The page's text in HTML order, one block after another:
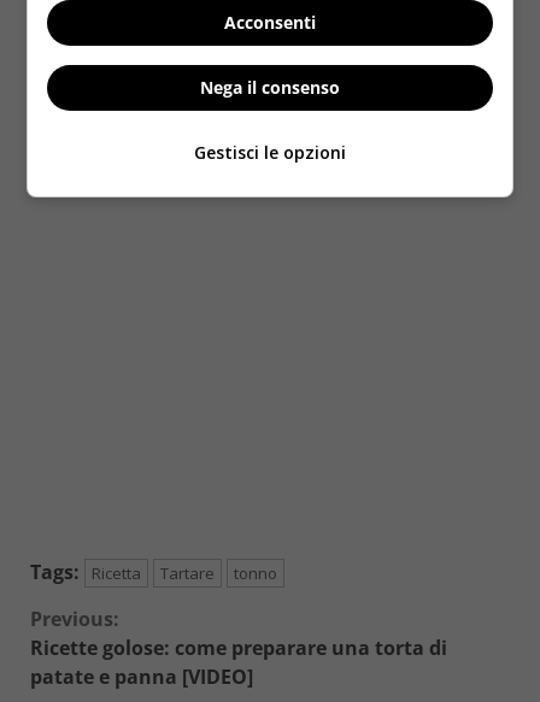
Foto by Facebook
Tags: Ricetta Tartare tonno
Continue
Reading
Previous:
Ricette golose: come preparare una torta di
patate e panna [VIDEO]
Acconsenti
Nega il consenso
Gestisci le opzioni